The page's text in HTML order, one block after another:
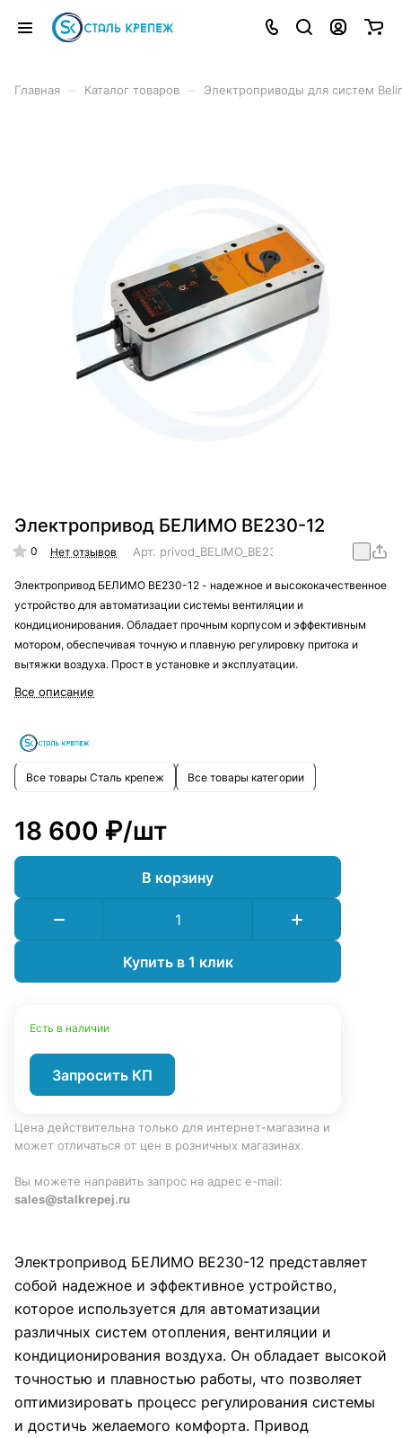
Главная Каталог товаров Электроприводы для систем
Электропривод БЕЛИМО BE230-12
0 Нет отзывов Арт. privod_BELIMO_BE230-12
Электропривод БЕЛИМО BE230-12 - надежное и высококачественное
устройство для автоматизации системы вентиляции и
кондиционирования. Обладает прочным корпусом и эффективным
мотором, обеспечивая точную и плавную регулировку притока и
вытяжки воздуха. Прост в установке и эксплуатации.
Все описание
Все товары Сталь крепеж Все товары категории
18 600 ₽/шт
В корзину
Купить в 1 клик
Есть в наличии
Запросить КП
Цена действительна только для интернет-магазина и
может отличаться от цен в розничных магазинах.
Вы можете направить запрос на адрес e-mail:
sales@stalkrepej.ru
Электропривод БЕЛИМО BE230-12 представляет
собой надежное и эффективное устройство,
которое используется для автоматизации
различных систем отопления, вентиляции и
кондиционирования воздуха. Он обладает высокой
точностью и плавностью работы, что позволяет
оптимизировать процесс регулирования системы
и достичь желаемого комфорта. Привод